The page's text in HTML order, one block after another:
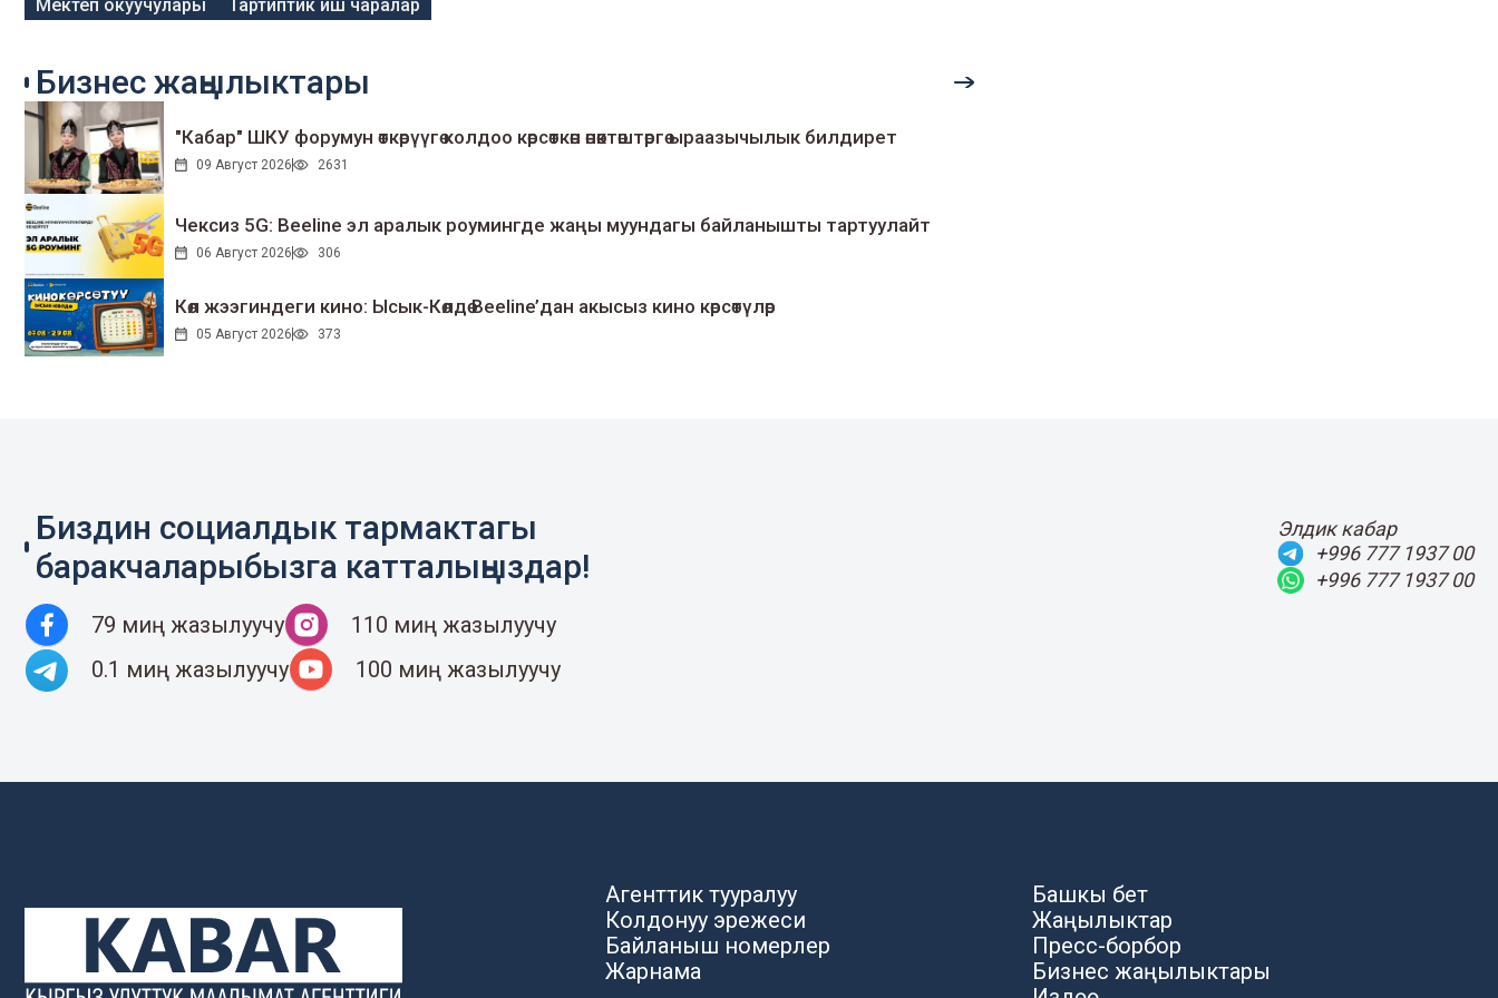
Мектеп окуучулары Тартиптик иш чаралар
Бизнес жаңылыктары
"Кабар" ШКУ форумун өткөрүүгө колдоо көрсөткөн өнөктөштөргө ыраазычылык билдирет
09 Август 2026 2631
Чексиз 5G: Beeline эл аралык роумингде жаңы муундагы байланышты тартуулайт
06 Август 2026 306
Көл жээгиндеги кино: Ысык-Көлдө Beeline’дан акысыз кино көрсөтүлөр
05 Август 2026 373
Биздин социалдык тармактагы
баракчаларыбызга катталыңыздар!
79 миң жазылуучу
110 миң жазылуучу
0.1 миң жазылуучу
100 миң жазылуучу
Элдик кабар
+996 777 1937 00
+996 777 1937 00
Агенттик тууралуу
Колдонуу эрежеси
Байланыш номерлер
Жарнама
Башкы бет
Жаңылыктар
Пресс-борбор
Бизнес жаңылыктары